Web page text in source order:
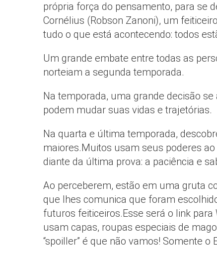
própria força do pensamento, para se
Cornélius (Robson Zanoni), um
tudo o que está acontecendo: todos
Um grande embate entre todas as
norteiam a segunda temporada.
Na temporada, uma grande decisão
podem mudar suas vidas e trajetórias.
Na quarta e última temporada,
maiores.Muitos usam seus poderes
diante da última prova: a paciência e
Ao perceberem, estão em uma gruta
que lhes comunica que foram
futuros feiticeiros.Esse será o link
usam capas, roupas especiais de
“spoiller” é que não vamos! Somente o